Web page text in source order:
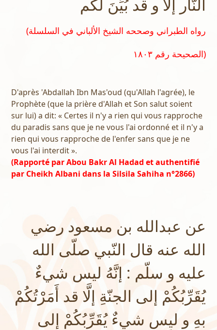
النّار إلاّ و قد بُيِّنَ لكم
(رواه الطبراني وصححه الشيخ الألباني في السلسلة
الصحيحة رقم ١٨٠٣)
D'après 'Abdallah Ibn Mas'oud (qu'Allah l'agrée), le
Prophète (que la prière d'Allah et Son salut soient
sur lui) a dit: « Certes il n'y a rien qui vous rapproche
du paradis sans que je ne vous l'ai ordonné et il n'y a
rien qui vous rapproche de l'enfer sans que je ne
vous l'ai interdit ».
(Rapporté par Abou Bakr Al Hadad et authentifié
par Cheikh Albani dans la Silsila Sahiha n°2866)
عن عبدالله بن مسعود رضي
الله عنه قال النّبي صلّى الله
عليه و سلّم : إنَّهُ ليس شيءٌ
يُقَرِّبُكُمْ إلى الجنّةِ إلَّا قد أَمَرْتُكُمْ
بهِ و ليس شيءٌ يُقَرِّبُكُمْ إلى